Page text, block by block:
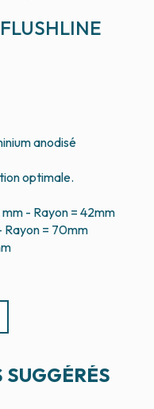
anodisé
optimale.
- Rayon = 42mm
Rayon = 70mm